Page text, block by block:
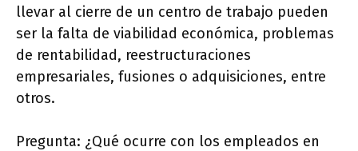
llevar al cierre de un centro de trabajo pueden
ser la falta de viabilidad económica, problemas
de rentabilidad, reestructuraciones
empresariales, fusiones o adquisiciones, entre
otros.
Pregunta: ¿Qué ocurre con los empleados en